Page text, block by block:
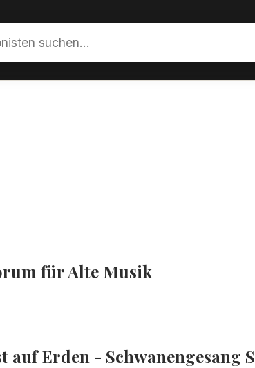
für Alte Musik
Erden - Schwanengesang